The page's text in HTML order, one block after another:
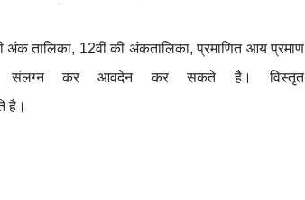
अंक तालिका, 12वीं की अंकतालिका, प्रमाणित आय प्रमाण
संलग्न कर आवदेन कर सकते है। विस्तृत
है।